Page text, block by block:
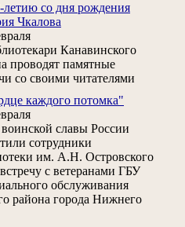
летию со дня рождения
Чкалова
Канавинского
проводят памятные
со своими читателями
каждого потомка"
славы России
сотрудники
им. А.Н. Островского
с ветеранами ГБУ
обслуживания
района города Нижнего